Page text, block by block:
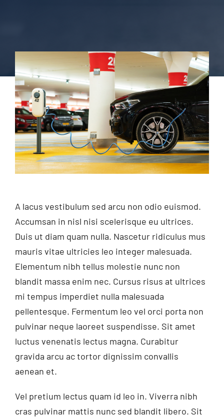
A lacus vestibulum sed arcu non odio euismod.
Accumsan in nisl nisi scelerisque eu ultrices.
Duis ut diam quam nulla. Nascetur ridiculus mus
mauris vitae ultricies leo integer malesuada.
Elementum nibh tellus molestie nunc non
blandit massa enim nec. Cursus risus at ultrices
mi tempus imperdiet nulla malesuada
pellentesque. Fermentum leo vel orci porta non
pulvinar neque laoreet suspendisse. Sit amet
luctus venenatis lectus magna. Curabitur
gravida arcu ac tortor dignissim convallis
aenean et.
Vel pretium lectus quam id leo in. Viverra nibh
cras pulvinar mattis nunc sed blandit libero. Sit